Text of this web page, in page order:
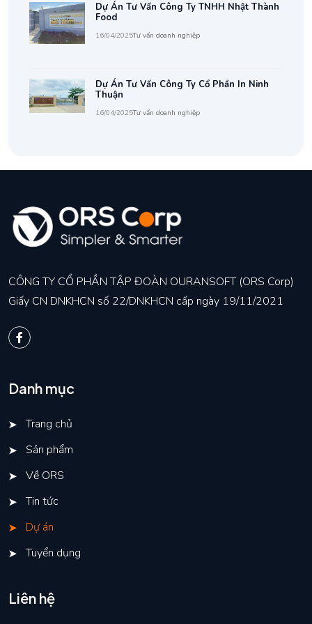
Dự Án Tư Vấn Công Ty TNHH Nhật Thành
Food
16/04/2025Tư vấn doanh nghiệp
Dự Án Tư Vấn Công Ty Cổ Phần In Ninh
Thuận
16/04/2025Tư vấn doanh nghiệp
CÔNG TY CỔ PHẦN TẬP ĐOÀN OURANSOFT (ORS Corp)
Giấy CN DNKHCN số 22/DNKHCN cấp ngày 19/11/2021
Danh mục
Trang chủ
Sản phẩm
Về ORS
Tin tức
Dự án
Tuyển dụng
Liên hệ